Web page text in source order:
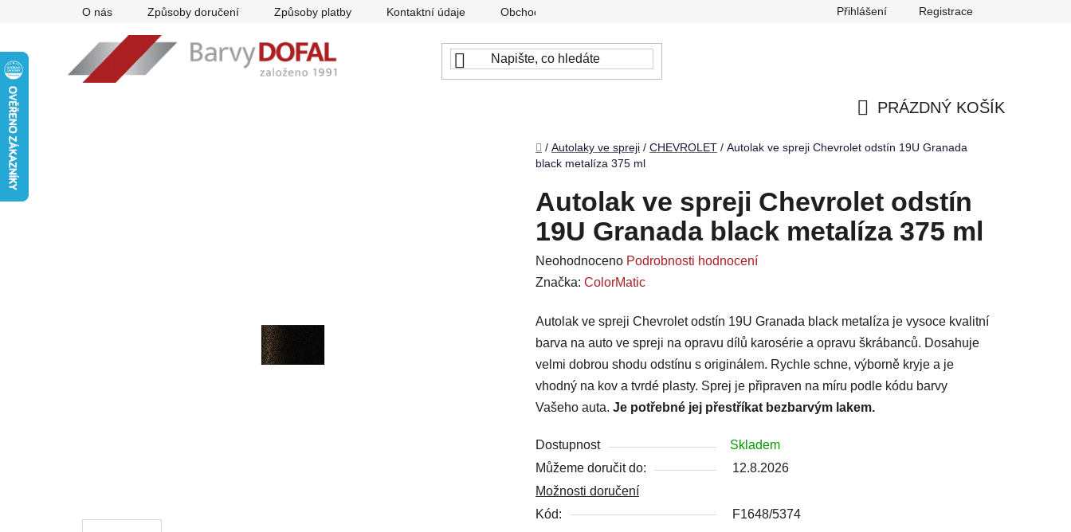
O nás Způsoby doručení Způsoby platby Kontaktní údaje Obchodní podmínky Reklamace Odstoupení od smlouvy
Přihlášení Registrace
PRÁZDNÝ KOŠÍK
Domů
/ Autolaky ve spreji / CHEVROLET / Autolak ve spreji Chevrolet odstín 19U Granada
black metalíza 375 ml
Autolak ve spreji Chevrolet odstín
19U Granada black metalíza 375 ml
Průměrné
hodnocení
je
0,0
z
5
hvězdiček.
Neohodnoceno Podrobnosti hodnocení
Značka: ColorMatic
Autolak ve spreji Chevrolet odstín 19U Granada black metalíza je vysoce kvalitní
barva na auto ve spreji na opravu dílů karosérie a opravu škrábanců. Dosahuje
velmi dobrou shodu odstínu s originálem. Rychle schne, výborně kryje a je
vhodný na kov a tvrdé plasty. Sprej je připraven na míru podle kódu barvy
Vašeho auta. Je potřebné jej přestříkat bezbarvým lakem.
Dostupnost
Skladem
Můžeme doručit do:
12.8.2026
Možnosti doručení
Kód:
F1648/5374